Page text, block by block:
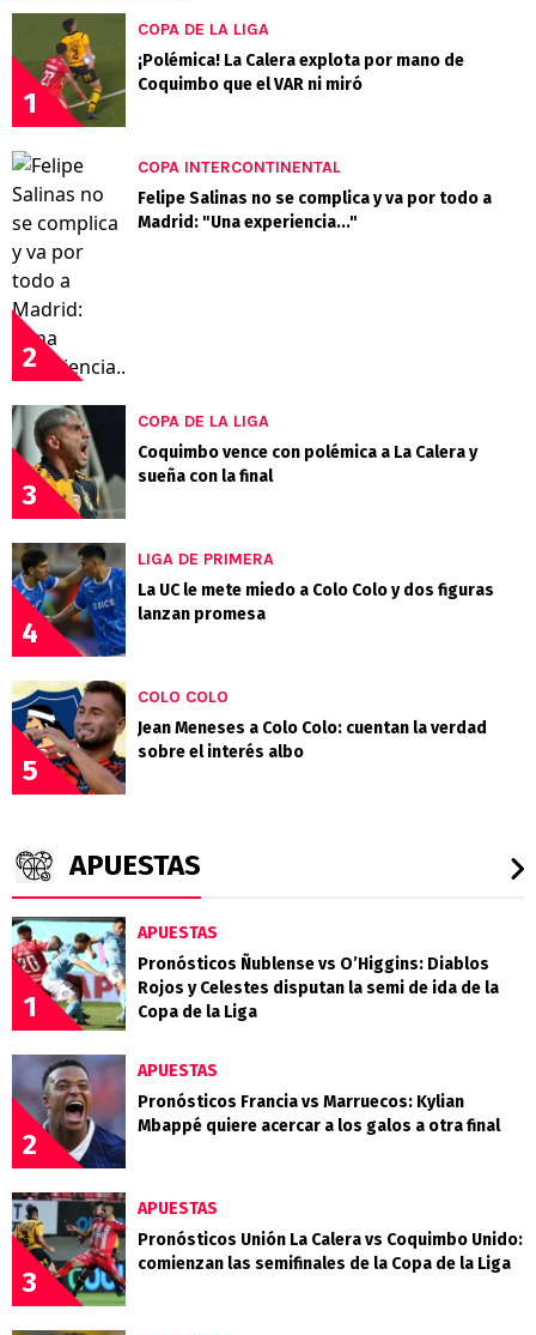
1
COPA DE LA LIGA
¡Polémica! La Calera explota por mano de
Coquimbo que el VAR ni miró
2
COPA INTERCONTINENTAL
Felipe Salinas no se complica y va por todo a
Madrid: "Una experiencia..."
3
COPA DE LA LIGA
Coquimbo vence con polémica a La Calera y
sueña con la final
4
LIGA DE PRIMERA
La UC le mete miedo a Colo Colo y dos figuras
lanzan promesa
5
COLO COLO
Jean Meneses a Colo Colo: cuentan la verdad
sobre el interés albo
APUESTAS
1
APUESTAS
Pronósticos Ñublense vs O’Higgins: Diablos
Rojos y Celestes disputan la semi de ida de la
Copa de la Liga
2
APUESTAS
Pronósticos Francia vs Marruecos: Kylian
Mbappé quiere acercar a los galos a otra final
3
APUESTAS
Pronósticos Unión La Calera vs Coquimbo Unido:
comienzan las semifinales de la Copa de la Liga